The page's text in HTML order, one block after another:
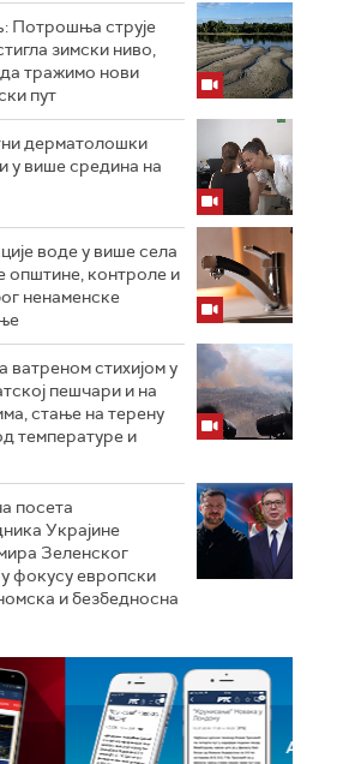
Потрошња струје
зимски ниво,
тражимо нови
пут
дерматолошки
у више средина на
воде у више села
општине, контроле и
ненаменске
ватреном стихијом у
пешчари и на
стање на терену
температуре и
посета
Украјине
Зеленског
фокусу европски
и безбедносна